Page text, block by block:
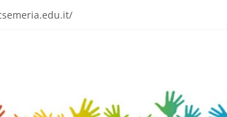
tra emozione e gratitudine
AL COLLEGIO E AL CONSIGLIO DI ISTITUTO 2024/